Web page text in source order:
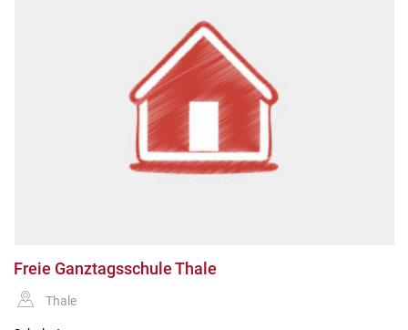
Freie Ganztagsschule Thale
Thale